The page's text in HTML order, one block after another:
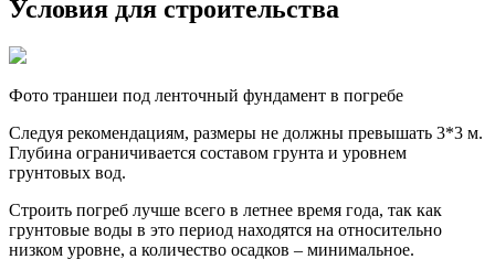
Условия для строительства
Фото траншеи под ленточный фундамент в погребе
Следуя рекомендациям, размеры не должны превышать 3*3 м.
Глубина ограничивается составом грунта и уровнем
грунтовых вод.
Строить погреб лучше всего в летнее время года, так как
грунтовые воды в это период находятся на относительно
низком уровне, а количество осадков – минимальное.